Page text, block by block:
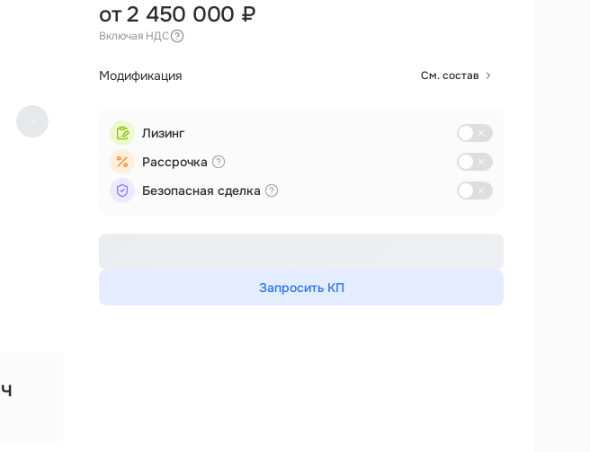
от 2 450 000 ₽
Включая НДС
Модификация См. состав
Лизинг
Рассрочка
Безопасная сделка
Запросить КП